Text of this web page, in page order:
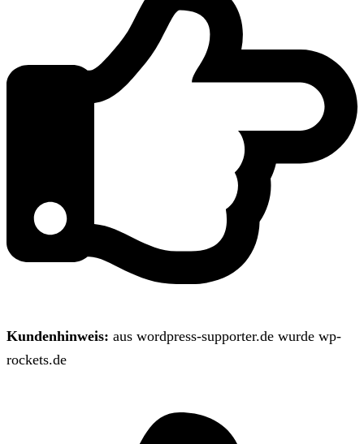
Kundenhinweis: aus wordpress-supporter.de wurde wp-
rockets.de